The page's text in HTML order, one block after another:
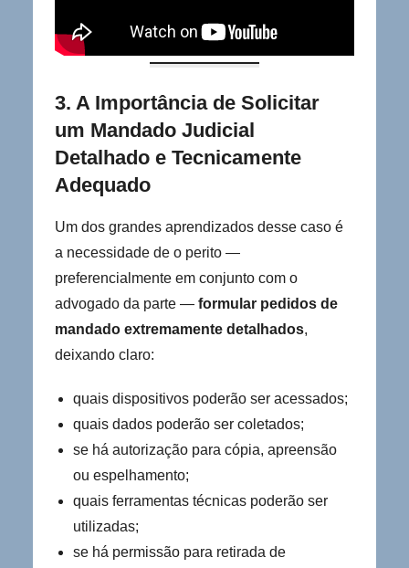
3. A Importância de Solicitar
um Mandado Judicial
Detalhado e Tecnicamente
Adequado
Um dos grandes aprendizados desse caso é
a necessidade de o perito —
preferencialmente em conjunto com o
advogado da parte — formular pedidos de
mandado extremamente detalhados,
deixando claro:
quais dispositivos poderão ser acessados;
quais dados poderão ser coletados;
se há autorização para cópia, apreensão
ou espelhamento;
quais ferramentas técnicas poderão ser
utilizadas;
se há permissão para retirada de